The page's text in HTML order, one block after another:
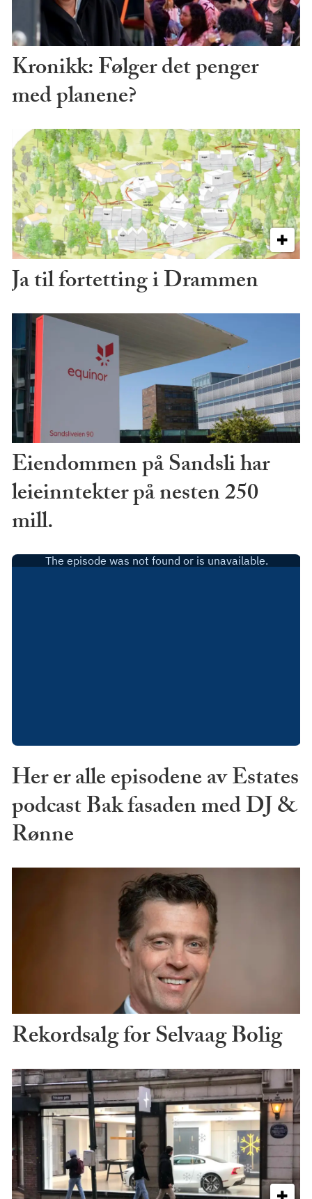
Kronikk: Følger det penger
med planene?
Ja til fortetting i Drammen
Eiendommen på Sandsli har
leieinntekter på nesten 250
mill.
Her er alle episodene av Estates
podcast Bak fasaden med DJ &
Rønne
Rekordsalg for Selvaag Bolig